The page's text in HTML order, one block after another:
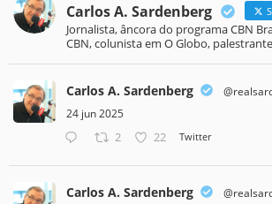
Carlos A. Sardenberg
Jornalista, âncora do programa CBN
CBN, colunista em O Globo, palestrante
Carlos A. Sardenberg
24 jun 2025
2
22 Twitter
Carlos A. Sardenberg